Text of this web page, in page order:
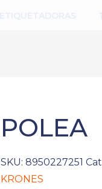
POLEA
SKU: 8950227251
KRONES